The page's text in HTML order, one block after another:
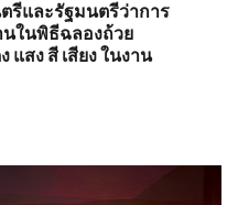
รีและรัฐมนตรีว่าการ
ในพิธีฉลองถ้วย
สง สี เสียง ในงาน